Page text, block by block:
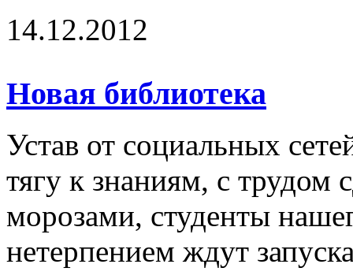
14.12.2012
Новая библиотека
Устав от социальных
тягу к знаниям, с
морозами, студенты
нетерпением ждут